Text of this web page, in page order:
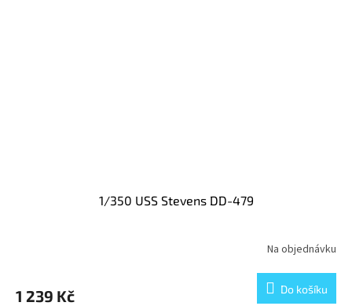
1/350 USS Stevens DD-479
Na objednávku
1 239 Kč Do košíku